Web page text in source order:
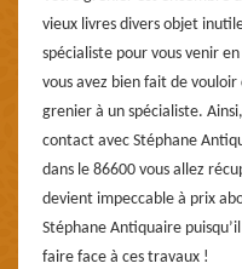
vieux livres divers objet
spécialiste pour vous venir
vous avez bien fait de
grenier à un spécialiste.
contact avec Stéphane
dans le 86600 vous allez
devient impeccable à prix
Stéphane Antiquaire
faire face à ces travaux !